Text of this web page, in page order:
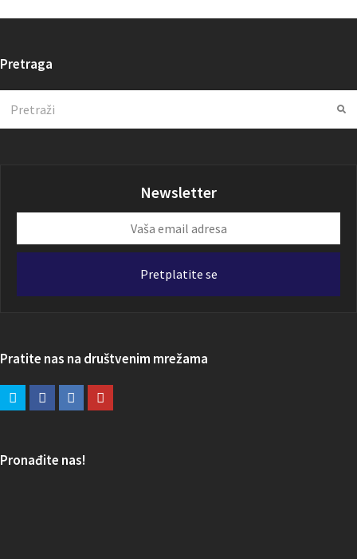
Pretraga
Newsletter
email
Pretplatite se
Pratite nas na društvenim mrežama
Pronađite nas!